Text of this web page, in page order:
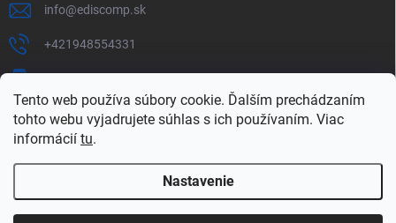
Tento web používa súbory cookie. Ďalším prechádzaním
tohto webu vyjadrujete súhlas s ich používaním. Viac
informácií tu.
Nastavenie
info@ediscomp.sk
+421948554331
Copyright 2026ediscomp. Všetky práva vyhradené.Upraviť nastavenie